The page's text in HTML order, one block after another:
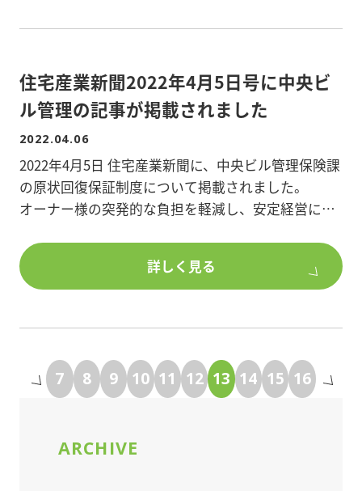
トラブルの現状とその実態
第二部
トラブル回避への対策
弁護士法人日本橋さくら法律事務所代表
上野 晃 弁護士
【参加費】1,000円(オーナー倶楽部会員様無料)
【申込】FAXまたはお電話でお申し込みください。
ポラスオーナーズ株式会社
住宅産業新聞2022年4月5日号に中央ビ
ル管理の記事が掲載されました
2022.04.06
2022年4月5日 住宅産業新聞に、中央ビル管理保険課
の原状回復保証制度について掲載されました。
オーナー様の突発的な負担を軽減し、安定経営に寄
是非、ご一読ください。
※記事:住宅産業新聞(2022.4.5)より
詳しく見る
7 8 9 10 11 12 13 14 15 16
ARCHIVE